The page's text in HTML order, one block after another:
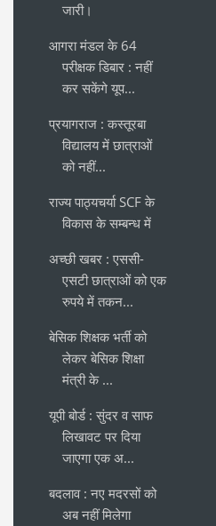
जारी।
आगरा मंडल के 64
परीक्षक डिबार : नहीं
कर सकेंगे यूप...
प्रयागराज : कस्तूरबा
विद्यालय में छात्राओं
को नहीं...
राज्य पाठ्यचर्या SCF के
विकास के सम्बन्ध में
अच्छी खबर : एससी-
एसटी छात्राओं को एक
रुपये में तकन...
बेसिक शिक्षक भर्ती को
लेकर बेसिक शिक्षा
मंत्री के ...
यूपी बोर्ड : सुंदर व साफ
लिखावट पर दिया
जाएगा एक अ...
बदलाव : नए मदरसों को
अब नहीं मिलेगा